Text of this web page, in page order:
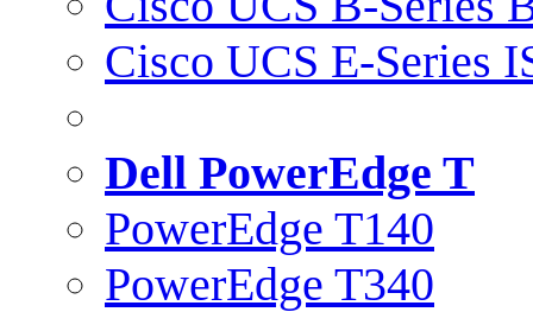
Cisco UCS E-Series
Dell PowerEdge T
PowerEdge T140
PowerEdge T340